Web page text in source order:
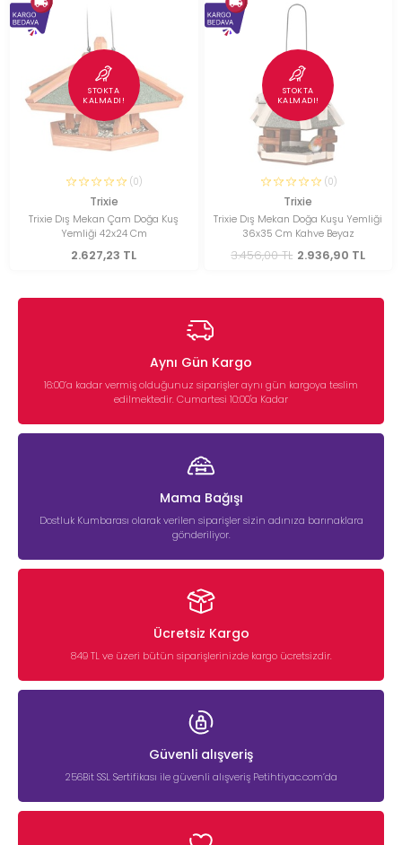
STOKTA
KALMADI!
(0)
Trixie
Trixie Dış Mekan Çam Doğa Kuş
Yemliği 42x24 Cm
2.627,23 TL
STOKTA
KALMADI!
(0)
Trixie
Trixie Dış Mekan Doğa Kuşu Yemliği
36x35 Cm Kahve Beyaz
3.456,00 TL 2.936,90 TL
Aynı Gün Kargo
16:00’a kadar vermiş olduğunuz siparişler aynı gün kargoya teslim
edilmektedir. Cumartesi 10:00'a Kadar
Mama Bağışı
Dostluk Kumbarası olarak verilen siparişler sizin adınıza barınaklara
gönderiliyor.
Ücretsiz Kargo
849 TL ve üzeri bütün siparişlerinizde kargo ücretsizdir.
Güvenli alışveriş
256Bit SSL Sertifikası ile güvenli alışveriş Petihtiyac.com’da